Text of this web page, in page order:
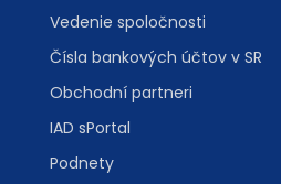
Vedenie spoločnosti
Čísla bankových účtov v SR
Obchodní partneri
IAD sPortal
Podnety